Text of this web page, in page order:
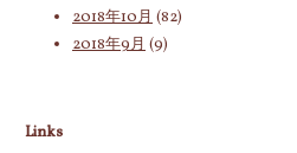
2018年10月 (82)
2018年9月 (9)
Links